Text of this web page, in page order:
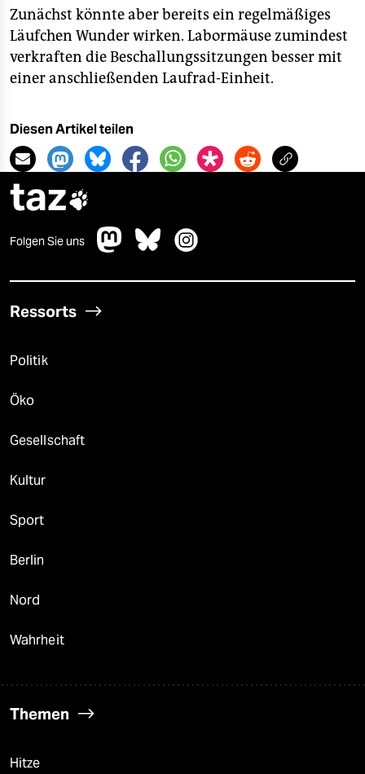
Zunächst könnte aber bereits ein regelmäßiges
Läufchen Wunder wirken. Labormäuse zumindest
verkraften die Beschallungssitzungen besser mit
einer anschließenden Laufrad-Einheit.
Diesen Artikel teilen
taz
Folgen Sie uns
Ressorts
Politik
Öko
Gesellschaft
Kultur
Sport
Berlin
Nord
Wahrheit
Themen
Hitze